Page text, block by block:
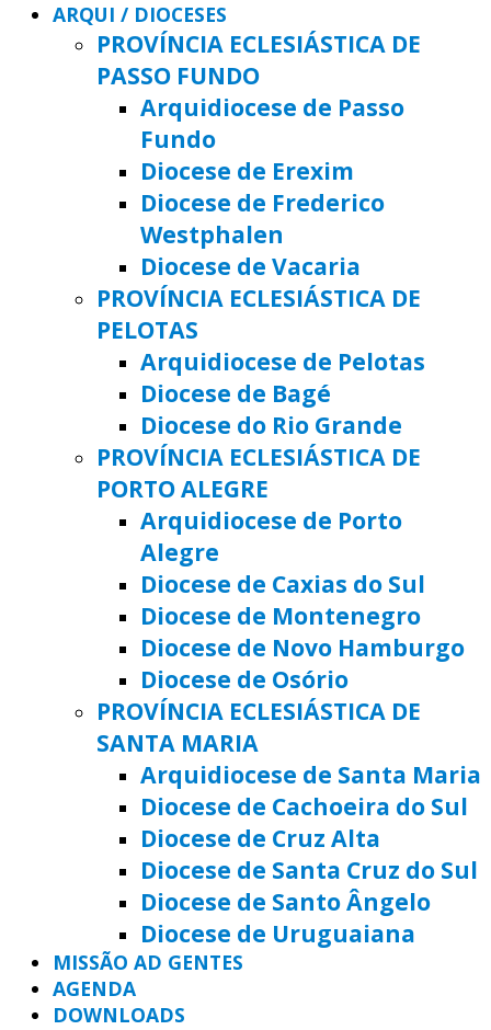
ARQUI / DIOCESES
PROVÍNCIA ECLESIÁSTICA DE
PASSO FUNDO
Arquidiocese de Passo
Fundo
Diocese de Erexim
Diocese de Frederico
Westphalen
Diocese de Vacaria
PROVÍNCIA ECLESIÁSTICA DE
PELOTAS
Arquidiocese de Pelotas
Diocese de Bagé
Diocese do Rio Grande
PROVÍNCIA ECLESIÁSTICA DE
PORTO ALEGRE
Arquidiocese de Porto
Alegre
Diocese de Caxias do Sul
Diocese de Montenegro
Diocese de Novo Hamburgo
Diocese de Osório
PROVÍNCIA ECLESIÁSTICA DE
SANTA MARIA
Arquidiocese de Santa Maria
Diocese de Cachoeira do Sul
Diocese de Cruz Alta
Diocese de Santa Cruz do Sul
Diocese de Santo Ângelo
Diocese de Uruguaiana
MISSÃO AD GENTES
AGENDA
DOWNLOADS